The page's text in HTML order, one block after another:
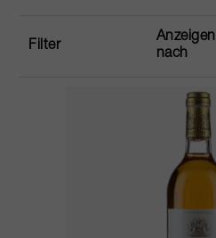
Filter
Anzeigen
nach